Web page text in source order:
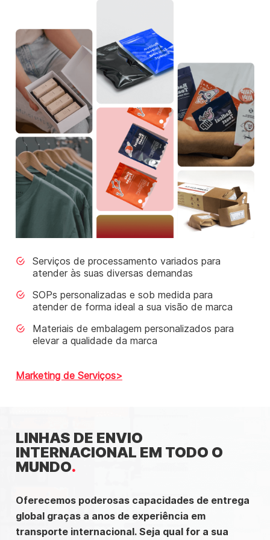
Serviços de processamento variados para
atender às suas diversas demandas
SOPs personalizadas e sob medida para
atender de forma ideal a sua visão de marca
Materiais de embalagem personalizados para
elevar a qualidade da marca
Marketing de Serviços
LINHAS DE ENVIO
INTERNACIONAL EM TODO O
MUNDO
Oferecemos poderosas capacidades de entrega
global graças a anos de experiência em
transporte internacional. Seja qual for a sua